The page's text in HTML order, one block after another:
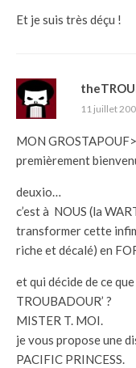
Et je suis très déçu !
11 juillet
MON
premièrement
deuxio…
c’est à NOUS (la
transformer cette
riche et décalé) en
et qui décide de ce
TROUBADOUR’ ?
MISTER T. MOI.
je vous propose une
PACIFIC PRINCESS.